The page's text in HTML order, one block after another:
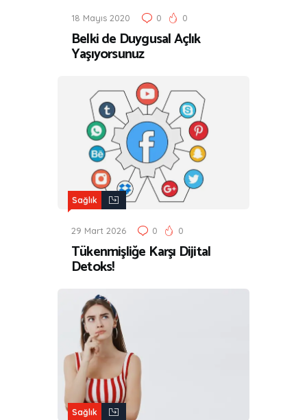
18 Mayıs 2020 0 0
Belki de Duygusal Açlık
Yaşıyorsunuz
Sağlık
29 Mart 2026 0 0
Tükenmişliğe Karşı Dijital
Detoks!
Sağlık